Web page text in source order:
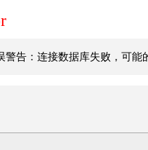
警告：连接数据库失败，可能